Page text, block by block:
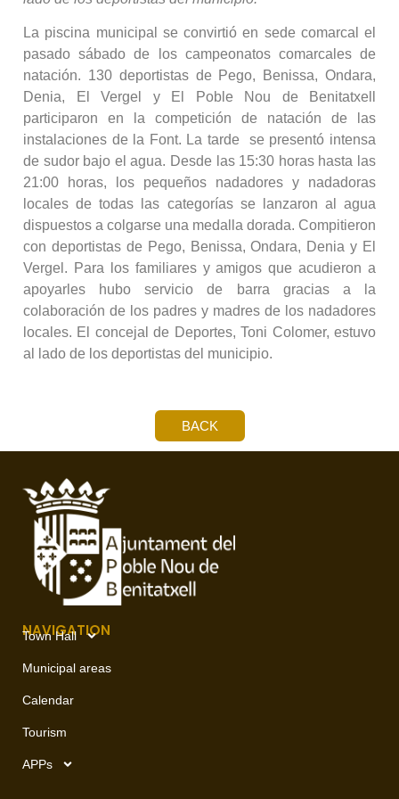
La piscina municipal se convirtió en sede comarcal el
pasado sábado de los campeonatos comarcales de
natación. 130 deportistas de Pego, Benissa, Ondara,
Denia, El Vergel y El Poble Nou de Benitatxell
participaron en la competición de natación de las
instalaciones de la Font. La tarde se presentó intensa
de sudor bajo el agua. Desde las 15:30 horas hasta las
21:00 horas, los pequeños nadadores y nadadoras
locales de todas las categorías se lanzaron al agua
dispuestos a colgarse una medalla dorada. Compitieron
con deportistas de Pego, Benissa, Ondara, Denia y El
Vergel. Para los familiares y amigos que acudieron a
apoyarles hubo servicio de barra gracias a la
colaboración de los padres y madres de los nadadores
locales. El concejal de Deportes, Toni Colomer, estuvo
al lado de los deportistas del municipio.
BACK
NAVIGATION
Town Hall
Municipal areas
Calendar
Tourism
APPs